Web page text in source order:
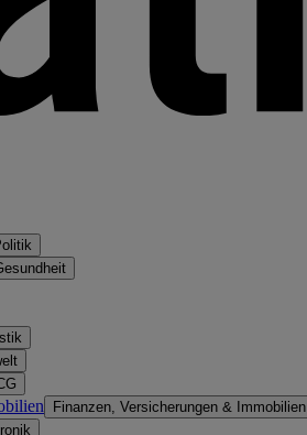
Finanzen, Versicherungen & Immobilien